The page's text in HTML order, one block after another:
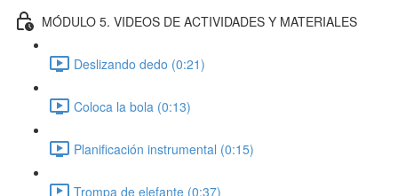
MÓDULO 5. VIDEOS DE ACTIVIDADES Y MATERIALES
Deslizando dedo (0:21)
Coloca la bola (0:13)
Planificación instrumental (0:15)
Trompa de elefante (0:37)